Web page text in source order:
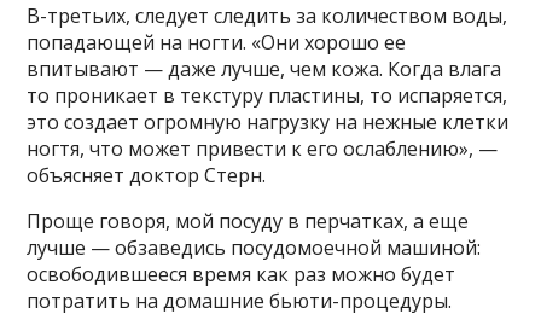
В-третьих, следует следить за количеством воды,
попадающей на ногти. «Они хорошо ее
впитывают — даже лучше, чем кожа. Когда влага
то проникает в текстуру пластины, то испаряется,
это создает огромную нагрузку на нежные клетки
ногтя, что может привести к его ослаблению», —
объясняет доктор Стерн.
Проще говоря, мой посуду в перчатках, а еще
лучше — обзаведись посудомоечной машиной:
освободившееся время как раз можно будет
потратить на домашние бьюти-процедуры.